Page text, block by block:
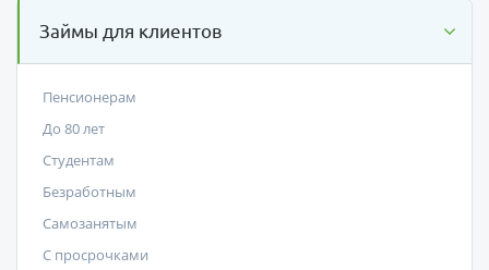
Займы для клиентов
Пенсионерам
До 80 лет
Студентам
Безработным
Самозанятым
С просрочками